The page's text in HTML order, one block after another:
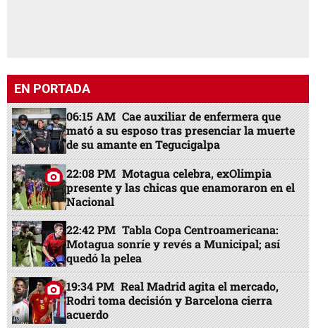
EN PORTADA
06:15 AM Cae auxiliar de enfermera que
mató a su esposo tras presenciar la muerte
de su amante en Tegucigalpa
22:08 PM Motagua celebra, exOlimpia
presente y las chicas que enamoraron en el
Nacional
22:42 PM Tabla Copa Centroamericana:
Motagua sonríe y revés a Municipal; así
quedó la pelea
19:34 PM Real Madrid agita el mercado,
Rodri toma decisión y Barcelona cierra
acuerdo